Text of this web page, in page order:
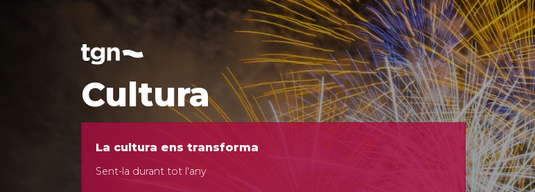
Cultura
La cultura ens transforma
Sent-la durant tot l'any